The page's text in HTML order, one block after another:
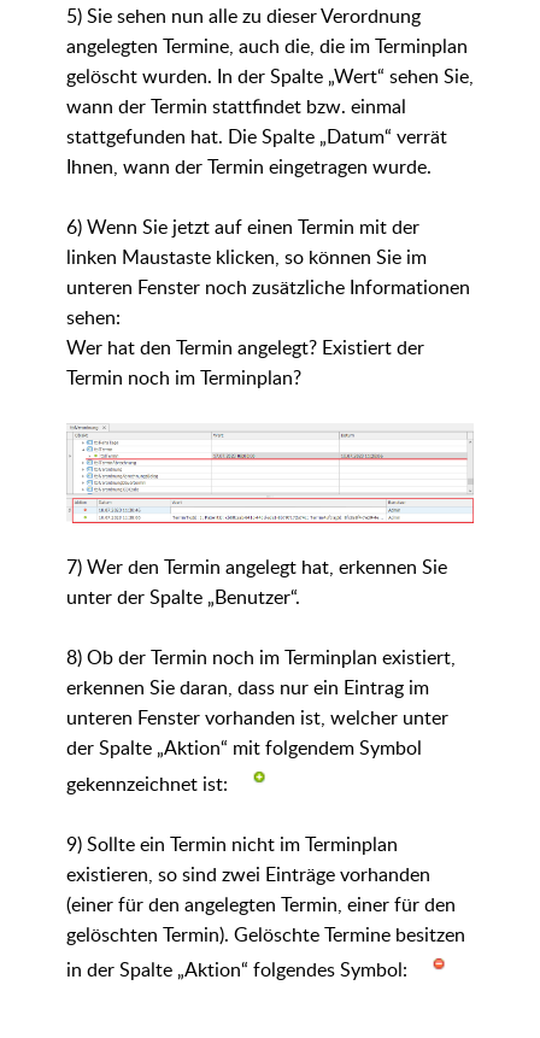
5) Sie sehen nun alle zu dieser Verordnung
angelegten Termine, auch die, die im Terminplan
gelöscht wurden. In der Spalte „Wert“ sehen Sie,
wann der Termin stattfindet bzw. einmal
stattgefunden hat. Die Spalte „Datum“ verrät
Ihnen, wann der Termin eingetragen wurde.
6) Wenn Sie jetzt auf einen Termin mit der
linken Maustaste klicken, so können Sie im
unteren Fenster noch zusätzliche Informationen
sehen:
Wer hat den Termin angelegt? Existiert der
Termin noch im Terminplan?
7) Wer den Termin angelegt hat, erkennen Sie
unter der Spalte „Benutzer“.
8) Ob der Termin noch im Terminplan existiert,
erkennen Sie daran, dass nur ein Eintrag im
unteren Fenster vorhanden ist, welcher unter
der Spalte „Aktion“ mit folgendem Symbol
gekennzeichnet ist:
9) Sollte ein Termin nicht im Terminplan
existieren, so sind zwei Einträge vorhanden
(einer für den angelegten Termin, einer für den
gelöschten Termin). Gelöschte Termine besitzen
in der Spalte „Aktion“ folgendes Symbol: